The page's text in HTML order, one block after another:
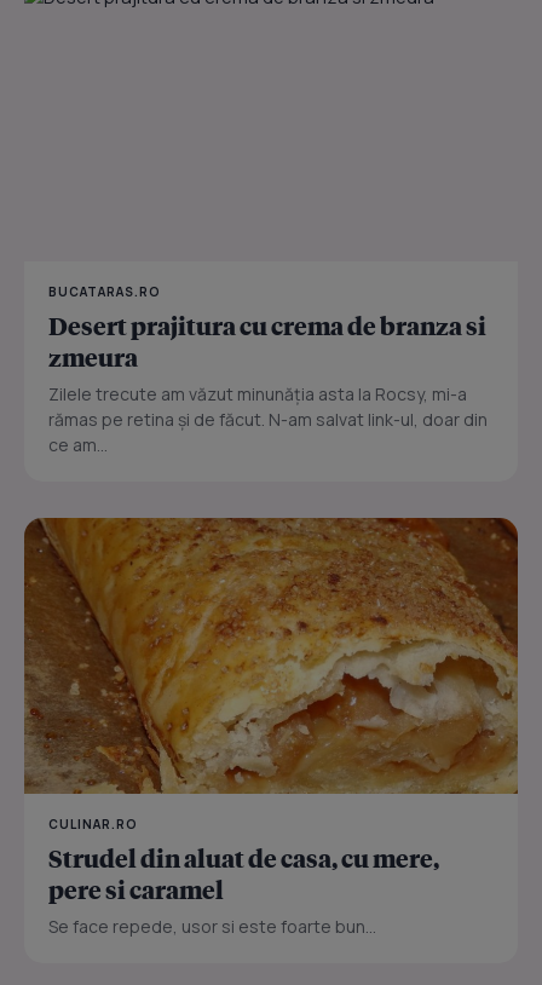
BUCATARAS.RO
Desert prajitura cu crema de branza si
zmeura
Zilele trecute am văzut minunăția asta la Rocsy, mi-a
rămas pe retina și de făcut. N-am salvat link-ul, doar din
ce am...
CULINAR.RO
Strudel din aluat de casa, cu mere,
pere si caramel
Se face repede, usor si este foarte bun...